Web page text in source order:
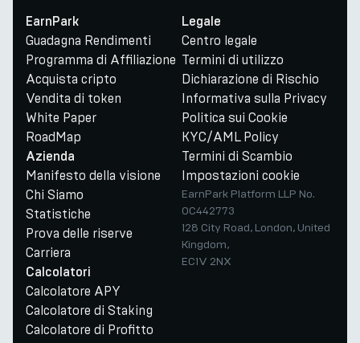
EarnPark
Guadagna Rendimenti
Programma di Affiliazione
Acquista cripto
Vendita di token
White Paper
RoadMap
Azienda
Manifesto della visione
Chi Siamo
Statistiche
Prova delle riserve
Carriera
Calcolatori
Calcolatore APY
Calcolatore di Staking
Calcolatore di Profitto
Legale
Centro legale
Termini di utilizzo
Dichiarazione di Rischio
Informativa sulla Privacy
Politica sui Cookie
KYC/AML Policy
Termini di Scambio
Impostazioni cookie
EarnPark Platform LLP No.
OC442773
128 City Road, London, United
Kingdom,
EC1V 2NX